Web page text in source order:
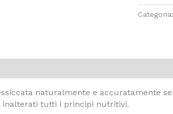
Categoria:
naturalmente e accuratamente
inalterati tutti i principi nutritivi.